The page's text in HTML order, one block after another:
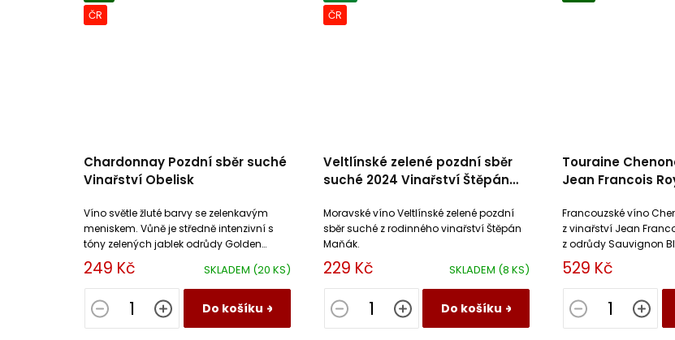
ČR
Chardonnay Pozdní sběr suché
Vinařství Obelisk
SKLADEM (20 KS)
249 Kč
Do košíku
Víno světle žluté barvy se zelenkavým
meniskem. Vůně je středně intenzivní s
tóny zelených jablek odrůdy Golden
Delicious a broskví. Chuť je pikantní
připomínající citrusový...
ČR
Veltlínské zelené pozdní sběr
suché 2024 Vinařství Štěpán
SKLADEM (8 KS)
229 Kč
Do košíku
Moravské víno Veltlínské zelené pozdní
sběr suché z rodinného vinařství Štěpán
Maňák.
Touraine
Jean Francois
529 Kč
Francouzské víno
z vinařství Jean
z odrůdy Sauvignon
suchá, plná, vláčná a